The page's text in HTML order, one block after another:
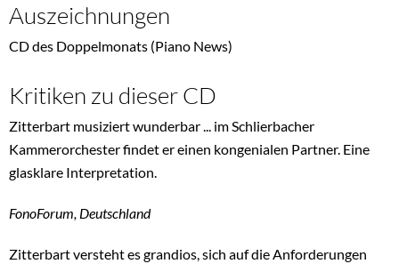
Auszeichnungen
CD des Doppelmonats (Piano News)
Kritiken zu dieser CD
Zitterbart musiziert wunderbar ... im Schlierbacher
Kammerorchester findet er einen kongenialen Partner. Eine
glasklare Interpretation.
FonoForum, Deutschland
Zitterbart versteht es grandios, sich auf die Anforderungen